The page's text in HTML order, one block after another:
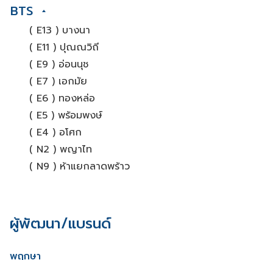
BTS
( E13 ) บางนา
( E11 ) ปุณณวิถี
( E9 ) อ่อนนุช
( E7 ) เอกมัย
( E6 ) ทองหล่อ
( E5 ) พร้อมพงษ์
( E4 ) อโศก
( N2 ) พญาไท
( N9 ) ห้าแยกลาดพร้าว
ผู้พัฒนา/แบรนด์
พฤกษา